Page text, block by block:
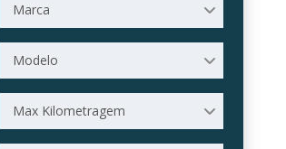
Marca
Modelo
Max Kilometragem